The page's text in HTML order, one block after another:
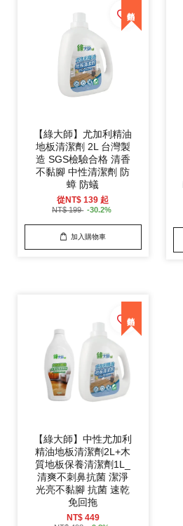
【綠大師】尤加利精油
地板清潔劑 2L 台灣製
造 SGS檢驗合格 清香
不黏腳 中性清潔劑 防
蟑 防蟻
從NT$ 139起
NT$ 199 -30.2%
加入購物車
【綠大師】中性尤加利
精油地板清潔劑2L+木
質地板保養清潔劑1L_
清爽不刺鼻抗菌 潔淨
光亮不黏腳 抗菌 速乾
免回拖
NT$ 449